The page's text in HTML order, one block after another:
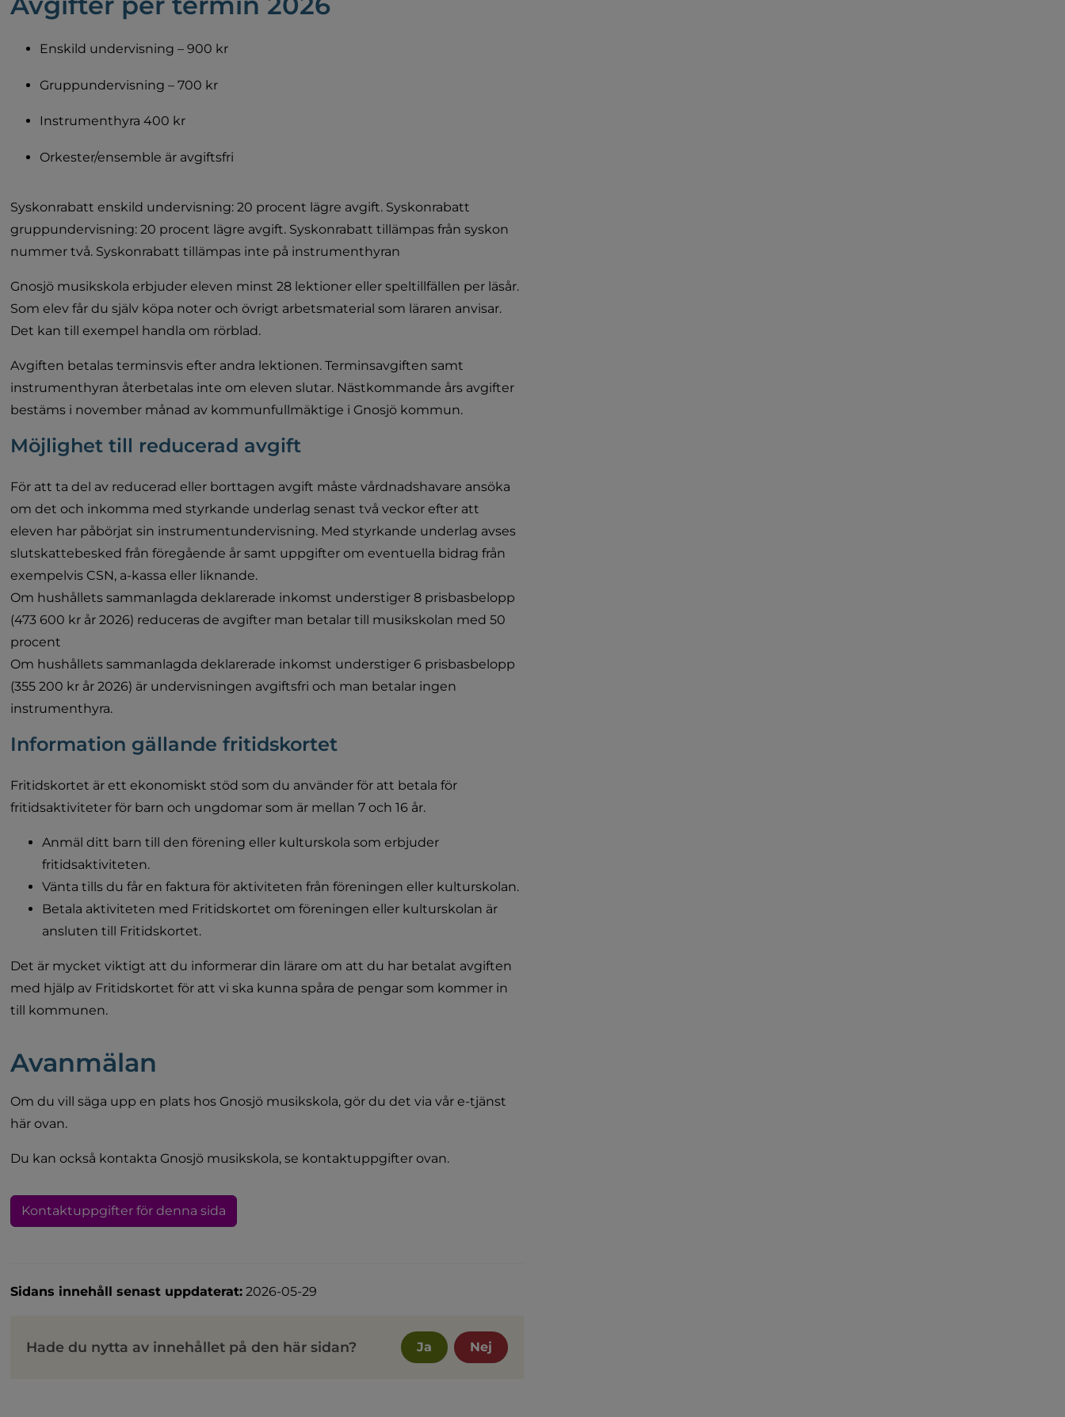
Enskild undervisning – 900 kr
Gruppundervisning – 700 kr
Instrumenthyra 400 kr
Orkester/ensemble är avgiftsfri
Syskonrabatt enskild undervisning: 20 procent lägre avgift. Syskonrabatt
gruppundervisning: 20 procent lägre avgift. Syskonrabatt tillämpas från syskon
nummer två. Syskonrabatt tillämpas inte på instrumenthyran
Gnosjö musikskola erbjuder eleven minst 28 lektioner eller speltillfällen per läsår.
Som elev får du själv köpa noter och övrigt arbetsmaterial som läraren anvisar.
Det kan till exempel handla om rörblad.
Avgiften betalas terminsvis efter andra lektionen. Terminsavgiften samt
instrumenthyran återbetalas inte om eleven slutar. Nästkommande års avgifter
bestäms i november månad av kommunfullmäktige i Gnosjö kommun.
Möjlighet till reducerad avgift
För att ta del av reducerad eller borttagen avgift måste vårdnadshavare ansöka
om det och inkomma med styrkande underlag senast två veckor efter att
eleven har påbörjat sin instrumentundervisning. Med styrkande underlag avses
slutskattebesked från föregående år samt uppgifter om eventuella bidrag från
exempelvis CSN, a-kassa eller liknande.
Om hushållets sammanlagda deklarerade inkomst understiger 8 prisbasbelopp
(473 600 kr år 2026) reduceras de avgifter man betalar till musikskolan med 50
procent
Om hushållets sammanlagda deklarerade inkomst understiger 6 prisbasbelopp
(355 200 kr år 2026) är undervisningen avgiftsfri och man betalar ingen
instrumenthyra.
Information gällande fritidskortet
Fritidskortet är ett ekonomiskt stöd som du använder för att betala för
fritidsaktiviteter för barn och ungdomar som är mellan 7 och 16 år.
Anmäl ditt barn till den förening eller kulturskola som erbjuder
fritidsaktiviteten.
Vänta tills du får en faktura för aktiviteten från föreningen eller kulturskolan.
Betala aktiviteten med Fritidskortet om föreningen eller kulturskolan är
ansluten till Fritidskortet.
Det är mycket viktigt att du informerar din lärare om att du har betalat avgiften
med hjälp av Fritidskortet för att vi ska kunna spåra de pengar som kommer in
till kommunen.
Avanmälan
Om du vill säga upp en plats hos Gnosjö musikskola, gör du det via vår e-tjänst
här ovan.
Du kan också kontakta Gnosjö musikskola, se kontaktuppgifter ovan.
Kontaktuppgifter för denna sida
Sidans innehåll senast uppdaterat: 2026-05-29
Hade du nytta av innehållet på den här sidan? Ja Nej